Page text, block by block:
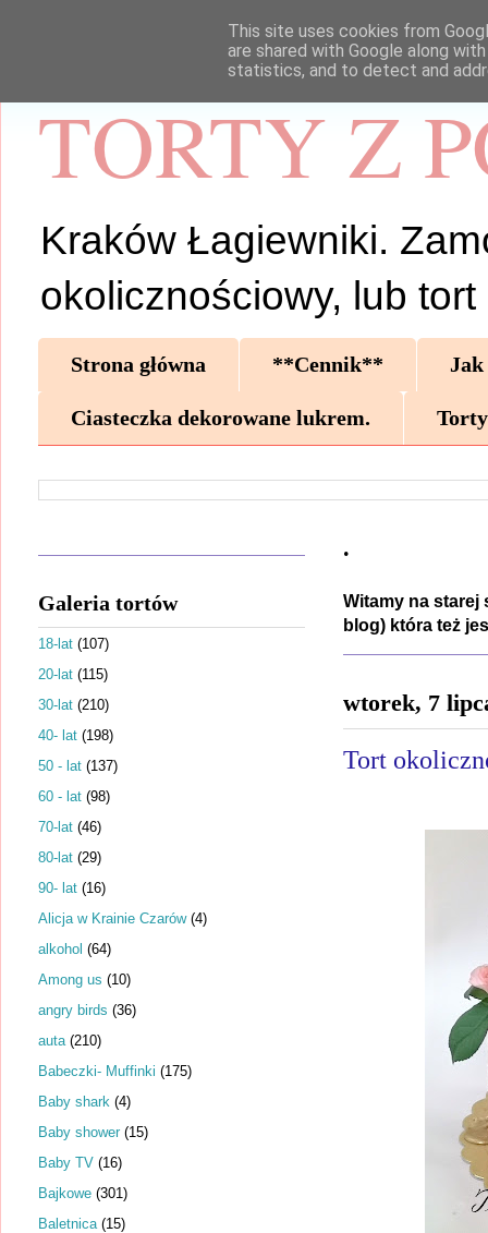
TORTY Z
Kraków Łagiewniki.
okolicznościowy, lub tort
Strona główna **Cennik** Jak
Ciasteczka dekorowane lukrem.
.
Witamy na starej
blog) która też
wtorek, 7
Tort
Galeria tortów
18-lat (107)
20-lat (115)
30-lat (210)
40- lat (198)
50 - lat (137)
60 - lat (98)
70-lat (46)
80-lat (29)
90- lat (16)
Alicja w Krainie Czarów (4)
alkohol (64)
Among us (10)
angry birds (36)
auta (210)
Babeczki- Muffinki (175)
Baby shark (4)
Baby shower (15)
Baby TV (16)
Bajkowe (301)
Baletnica (15)
This site uses cookies from
are shared with Google along
statistics, and to detect and